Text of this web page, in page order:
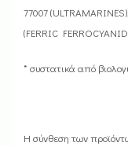
77007
(FERRIC
* συστατικά από
Η σύνθεση των